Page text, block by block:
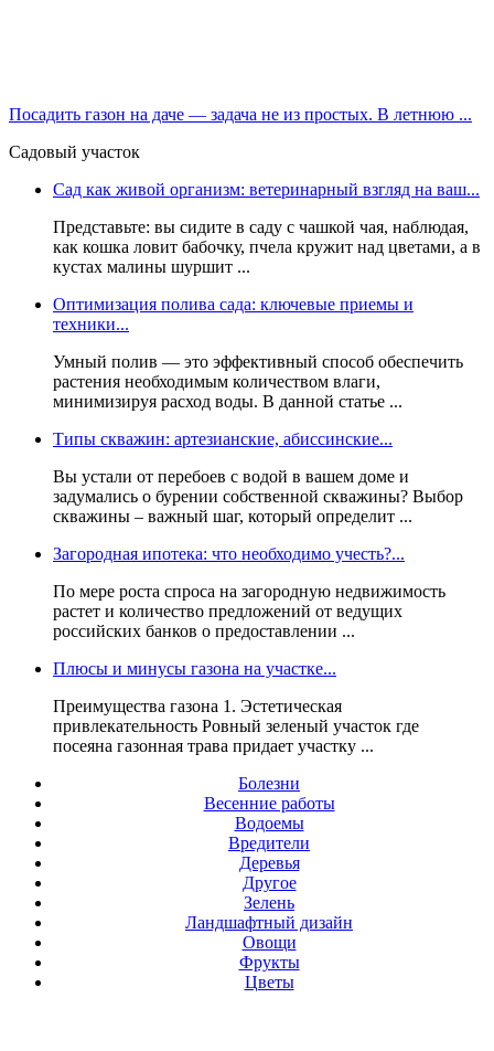
Посадить газон на даче — задача не из простых. В летнюю ...
Садовый участок
Сад как живой организм: ветеринарный взгляд на ваш...
Представьте: вы сидите в саду с чашкой чая, наблюдая,
как кошка ловит бабочку, пчела кружит над цветами, а в
кустах малины шуршит ...
Оптимизация полива сада: ключевые приемы и
техники...
Умный полив — это эффективный способ обеспечить
растения необходимым количеством влаги,
минимизируя расход воды. В данной статье ...
Типы скважин: артезианские, абиссинские...
Вы устали от перебоев с водой в вашем доме и
задумались о бурении собственной скважины? Выбор
скважины – важный шаг, который определит ...
Загородная ипотека: что необходимо учесть?...
По мере роста спроса на загородную недвижимость
растет и количество предложений от ведущих
российских банков о предоставлении ...
Плюсы и минусы газона на участке...
Преимущества газона 1. Эстетическая
привлекательность Ровный зеленый участок где
посеяна газонная трава придает участку ...
Болезни
Весенние работы
Водоемы
Вредители
Деревья
Другое
Зелень
Ландшафтный дизайн
Овощи
Фрукты
Цветы